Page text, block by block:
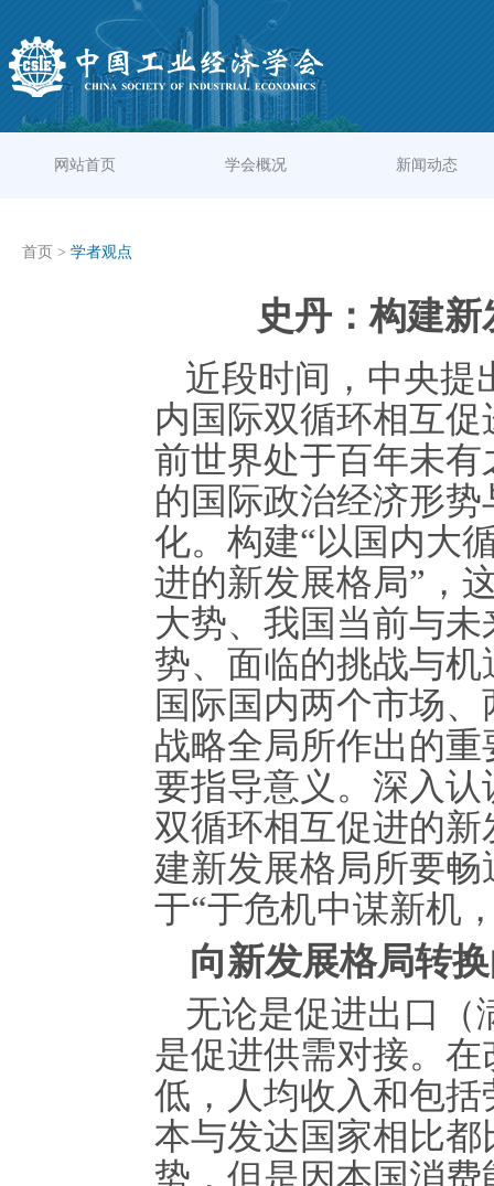
网站首页 学会概况 新闻动态
首页 > 学者观点
史丹：构建
近段时间，中央提
内国际双循环相互
前世界处于百年未
的国际政治经济形
化。构建“以国内大
进的新发展格局”，
大势、我国当前与
势、面临的挑战与
国际国内两个市场
战略全局所作出的
要指导意义。深入
双循环相互促进的
建新发展格局所要
于“于危机中谋新机
向新发展格局转
无论是促进出口（
是促进供需对接。
低，人均收入和包
本与发达国家相比
势，但是因本国消